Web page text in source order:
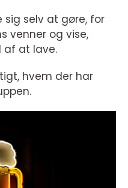
sig selv at gøre, for
venner og vise,
af at lave.
hvem der har